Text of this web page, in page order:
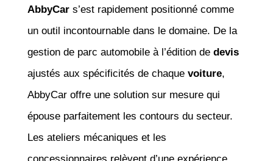
AbbyCars’est rapidement positionné comme
un outil incontournable dans le domaine. De la
gestion de parc automobile à l’édition de devis
ajustés aux spécificités de chaque voiture,
AbbyCar offre une solution sur mesure qui
épouse parfaitement les contours du secteur.
Les ateliers mécaniques et les
concessionnaires relèvent d’une expérience